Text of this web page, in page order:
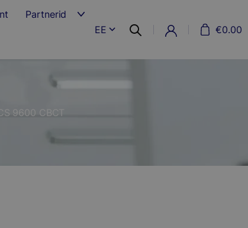
Partnerid
EE €0.00
9600 CBCT